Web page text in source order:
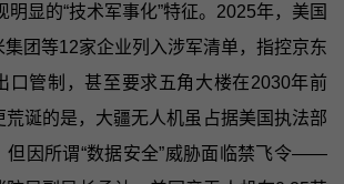
明显的“技术军事化”特征。2025年，美国
团等12家企业列入涉军清单，指控京东
口管制，甚至要求五角大楼在2030年前
诞的是，大疆无人机虽占据美国执法部
但因所谓“数据安全”威胁面临禁飞令——